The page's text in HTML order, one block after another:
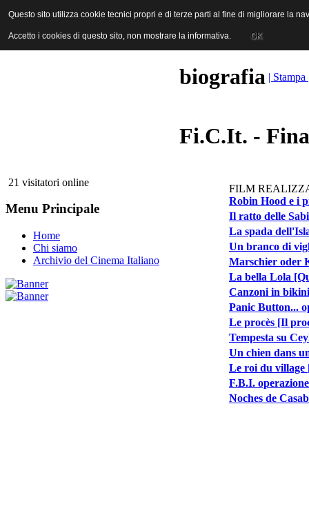
ANICA | Associazione Nazionale Industrie Cinematografiche
21 visitatori online
Menu Principale
Home
Chi siamo
Archivio del Cinema Italiano
biografia | Stampa
Fi.C.It. -
FILM
Robin Hood e i
Il ratto delle
La spada
Un branco di
Marschier oder
La bella Lola
Canzoni in
Panic Button...
Le procès [Il
Tempesta su
Un chien dans
Le roi du village
F.B.I.
Noches de
Questo sito utilizza cookie tecnici propri e di terze parti al fine di migliorare la
Accetto i cookies di questo sito, non mostrare la informativa. OK
Questo sito utilizza cookie tecnici propri e di terze parti al fine di migliorare la
Accetto i cookies di questo sito, non mostrare la informativa. OK